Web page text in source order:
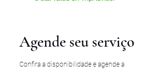
Agende seu serviço
Confira a disponibilidade e agende a